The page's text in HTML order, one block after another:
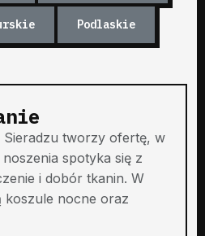
Podlaskie
Sieradzu tworzy ofertę, w
spotyka się z
i dobór tkanin. W
koszule nocne oraz